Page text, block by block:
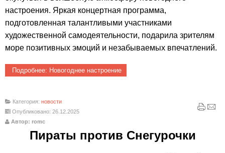
настроения. Яркая концертная программа,
подготовленная талантливыми участниками
художественной самодеятельности, подарила зрителям
море позитивных эмоций и незабываемых впечатлений.
Подробнее: Новогоднее настроение
Категория: новости
Опубликовано: 26.12.2025
Автор: romc
Пираты против Снегурочки